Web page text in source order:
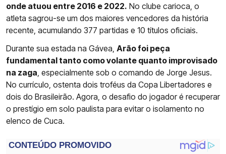
onde atuou entre 2016 e 2022. No clube carioca, o
atleta sagrou-se um dos maiores vencedores da história
recente, acumulando 377 partidas e 10 títulos oficiais.
Durante sua estada na Gávea, Arão foi peça
fundamental tanto como volante quanto improvisado
na zaga, especialmente sob o comando de Jorge Jesus.
No currículo, ostenta dois troféus da Copa Libertadores e
dois do Brasileirão. Agora, o desafio do jogador é recuperar
o prestígio em solo paulista para evitar o isolamento no
elenco de Cuca.